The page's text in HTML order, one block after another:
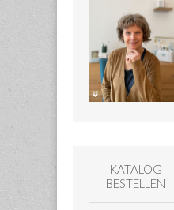
KATALOG
BESTELLEN